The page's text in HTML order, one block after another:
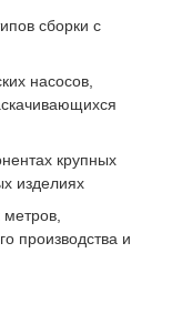
сборки с
насосов,
крупных
изделиях
производства и